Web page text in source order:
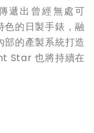
遞出曾經無處可
色的日製手錶，融
的產製系統打造
Star 也將持續在